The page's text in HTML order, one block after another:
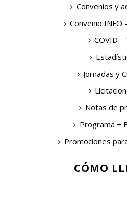
Convenios y
Convenio INFO
COVID –
Jornadas y
Notas de
Programa +
Promociones
CÓMO